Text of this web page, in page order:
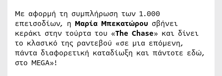
Με αφορμή τη συμπλήρωση των 1.000
επεισοδίων, η Μαρία Μπεκατώρου σβήνει
κεράκι στην τούρτα του «The Chase» και δίνει
το κλασικό της ραντεβού «σε μια επόμενη,
πάντα διαφορετική καταδίωξη και πάντοτε εδώ,
στο MEGA»!